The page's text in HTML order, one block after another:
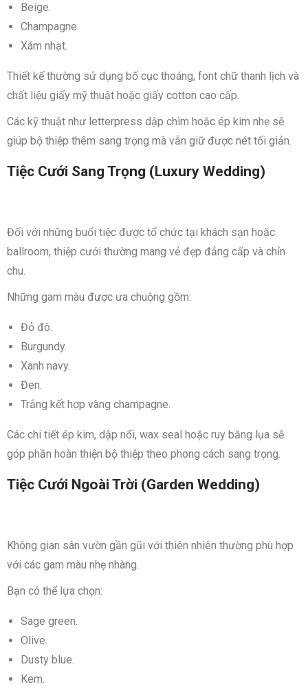
Beige.
Champagne.
Xám nhạt.
Thiết kế thường sử dụng bố cục thoáng, font chữ thanh lịch và
chất liệu giấy mỹ thuật hoặc giấy cotton cao cấp.
Các kỹ thuật như letterpress dập chìm hoặc ép kim nhẹ sẽ
giúp bộ thiệp thêm sang trọng mà vẫn giữ được nét tối giản.
Tiệc Cưới Sang Trọng (Luxury Wedding)
Đối với những buổi tiệc được tổ chức tại khách sạn hoặc
ballroom, thiệp cưới thường mang vẻ đẹp đẳng cấp và chỉn
chu.
Những gam màu được ưa chuộng gồm:
Đỏ đô.
Burgundy.
Xanh navy.
Đen.
Trắng kết hợp vàng champagne.
Các chi tiết ép kim, dập nổi, wax seal hoặc ruy băng lụa sẽ
góp phần hoàn thiện bộ thiệp theo phong cách sang trọng.
Tiệc Cưới Ngoài Trời (Garden Wedding)
Không gian sân vườn gần gũi với thiên nhiên thường phù hợp
với các gam màu nhẹ nhàng.
Bạn có thể lựa chọn:
Sage green.
Olive.
Dusty blue.
Kem.